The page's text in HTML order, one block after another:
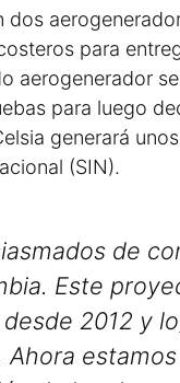
para
aerogenerador
para luego
generará
(SIN).
de
Este
2012 y